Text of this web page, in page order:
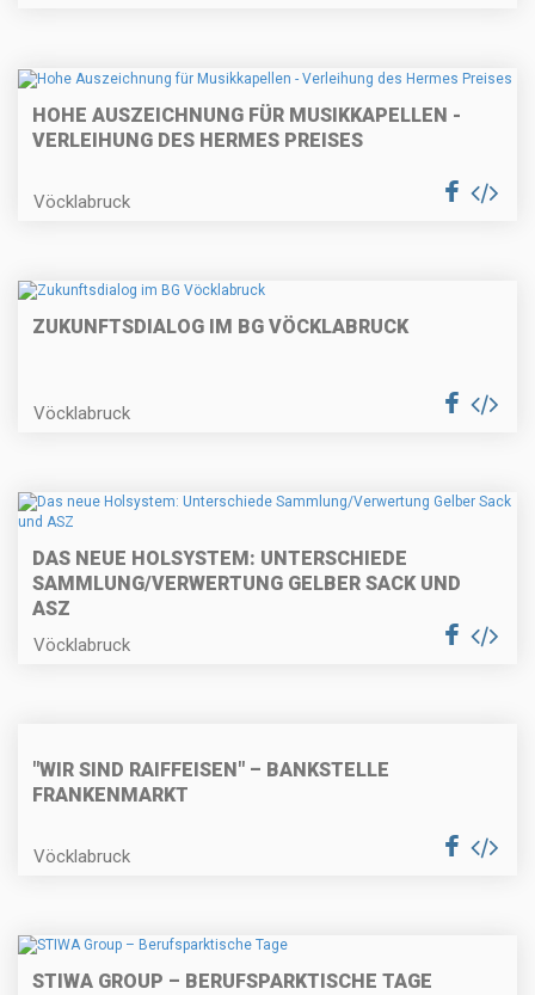
HOHE AUSZEICHNUNG FÜR MUSIKKAPELLEN -
VERLEIHUNG DES HERMES PREISES
Vöcklabruck
ZUKUNFTSDIALOG IM BG VÖCKLABRUCK
Vöcklabruck
DAS NEUE HOLSYSTEM: UNTERSCHIEDE
SAMMLUNG/VERWERTUNG GELBER SACK UND
ASZ
Vöcklabruck
"WIR SIND RAIFFEISEN" – BANKSTELLE
FRANKENMARKT
Vöcklabruck
STIWA GROUP – BERUFSPARKTISCHE TAGE